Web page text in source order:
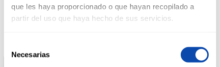
que les haya proporcionado o que hayan recopilado a
partir del uso que haya hecho de sus servicios.
Necesarias
E HIGIENE
Productos relacionados